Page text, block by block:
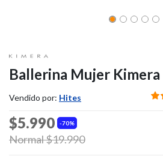
Ballerina Mujer Kimera
Vendido por: Hites
70%
$5.990
Price reduced from
Normal $19.990to